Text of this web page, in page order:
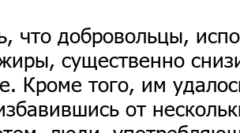
что добровольцы,
существенно
Кроме того, им
от